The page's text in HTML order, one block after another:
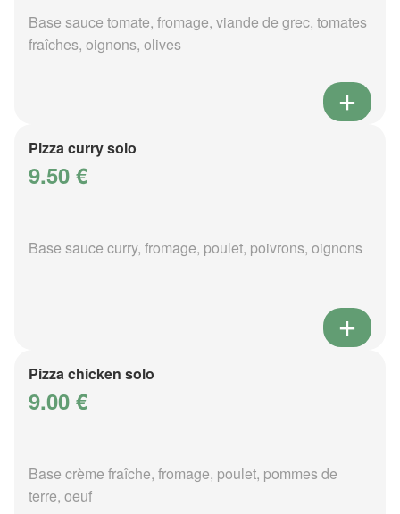
Base sauce tomate, fromage, viande de grec, tomates
fraîches, oignons, olives
Pizza curry solo
9.50 €
Base sauce curry, fromage, poulet, poivrons, oignons
Pizza chicken solo
9.00 €
Base crème fraîche, fromage, poulet, pommes de
terre, oeuf